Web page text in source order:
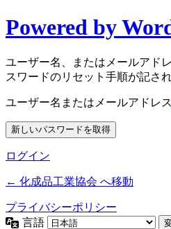
Powered by
ユーザー名、またはメールアド
スワードのリセット手順が記さ
ユーザー名またはメールアドレス
ログイン
← 化成品工業協会 へ移動
プライバシーポリシー
言語